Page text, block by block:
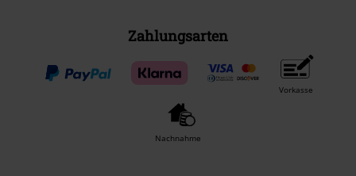
Zahlungsarten
Vorkasse
Nachnahme